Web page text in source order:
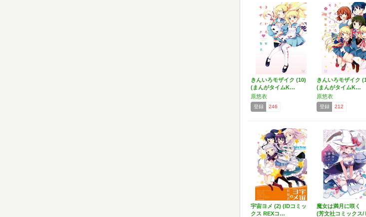
きんいろモザイク (10)
(まんがタイムK…
原悠衣
登録 246
きんいろモザイク
(まんがタイムK…
原悠衣
登録 212
宇宙ヨメ (2) (IDコミッ
クス REXコ…
魔女は満月に咲く
(芳文社コミックス